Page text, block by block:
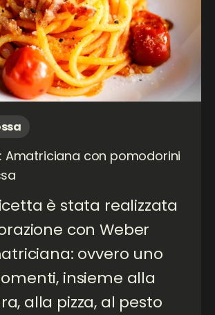
Amatriciana con pomodorini
è stata realizzata
con Weber
ovvero uno
insieme alla
alla pizza, al pesto